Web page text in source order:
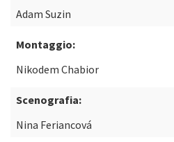
Adam Suzin
Montaggio:
Nikodem Chabior
Scenografia:
Nina Feriancová